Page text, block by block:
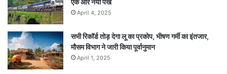
एक और नया पंख
April 4, 2025
सभी रिकॉर्ड तोड़ देगा लू का प्रकोप, भीषण गर्मी का इंतजार,
मौसम विभाग ने जारी किया पूर्वानुमान
April 1, 2025